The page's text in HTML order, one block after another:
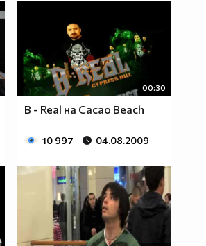
00:30
B - Real на Cacao Beach
10 997 04.08.2009